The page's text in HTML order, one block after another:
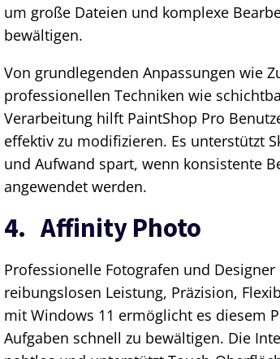
um große Dateien und komplexe
bewältigen.
Von grundlegenden Anpassungen wie
professionellen Techniken wie
Verarbeitung hilft PaintShop Pro
effektiv zu modifizieren. Es unterstützt
und Aufwand spart, wenn konsistente
angewendet werden.
4. Affinity Photo
Professionelle Fotografen und
reibungslosen Leistung, Präzision,
mit Windows 11 ermöglicht es diesem
Aufgaben schnell zu bewältigen. Die